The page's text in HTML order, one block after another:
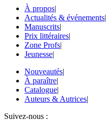
À propos|
Actualités & événements|
Manuscrits|
Prix littéraires|
Zone Profs|
Jeunesse|
Nouveautés|
À paraître|
Catalogue|
Auteurs & Autrices|
Suivez-nous :